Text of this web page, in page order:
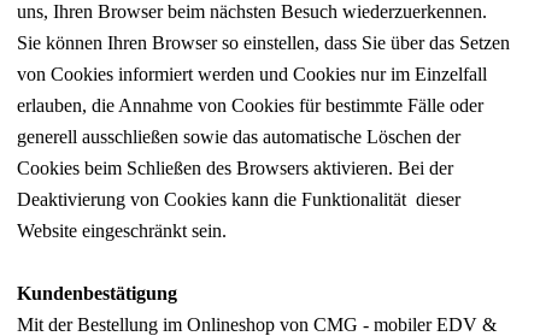
uns, Ihren Browser beim nächsten Besuch wiederzuerkennen.
Sie können Ihren Browser so einstellen, dass Sie über das Setzen
von Cookies informiert werden und Cookies nur im Einzelfall
erlauben, die Annahme von Cookies für bestimmte Fälle oder
generell ausschließen sowie das automatische Löschen der
Cookies beim Schließen des Browsers aktivieren. Bei der
Deaktivierung von Cookies kann die Funktionalität dieser
Website eingeschränkt sein.
Kundenbestätigung
Mit der Bestellung im Onlineshop von CMG - mobiler EDV &